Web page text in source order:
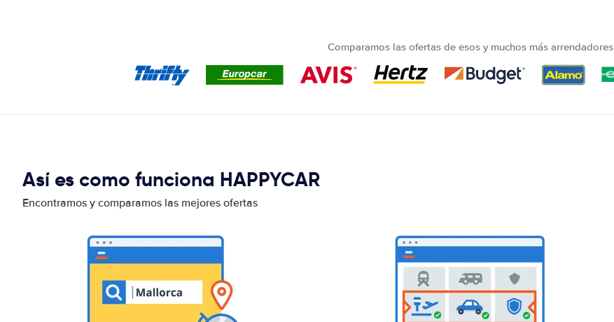
Comparamos las ofertas de esos y muchos más arrendadores
Así es como funciona HAPPYCAR
Encontramos y comparamos las mejores ofertas